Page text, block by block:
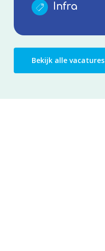
Infra
Bekijk alle vacatures